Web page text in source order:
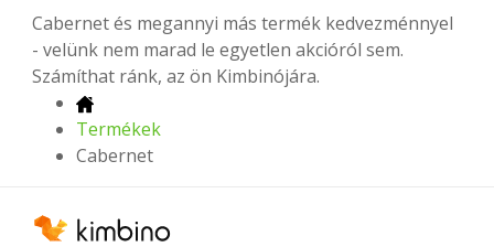
Cabernet és megannyi más termék kedvezménnyel
- velünk nem marad le egyetlen akcióról sem.
Számíthat ránk, az ön Kimbinójára.
Termékek
Cabernet